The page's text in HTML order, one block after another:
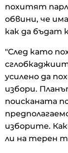
похитят
обвини, че
как да бъдат
"След като
усилено да
избори.
поисканата
изборите.
ли на терен